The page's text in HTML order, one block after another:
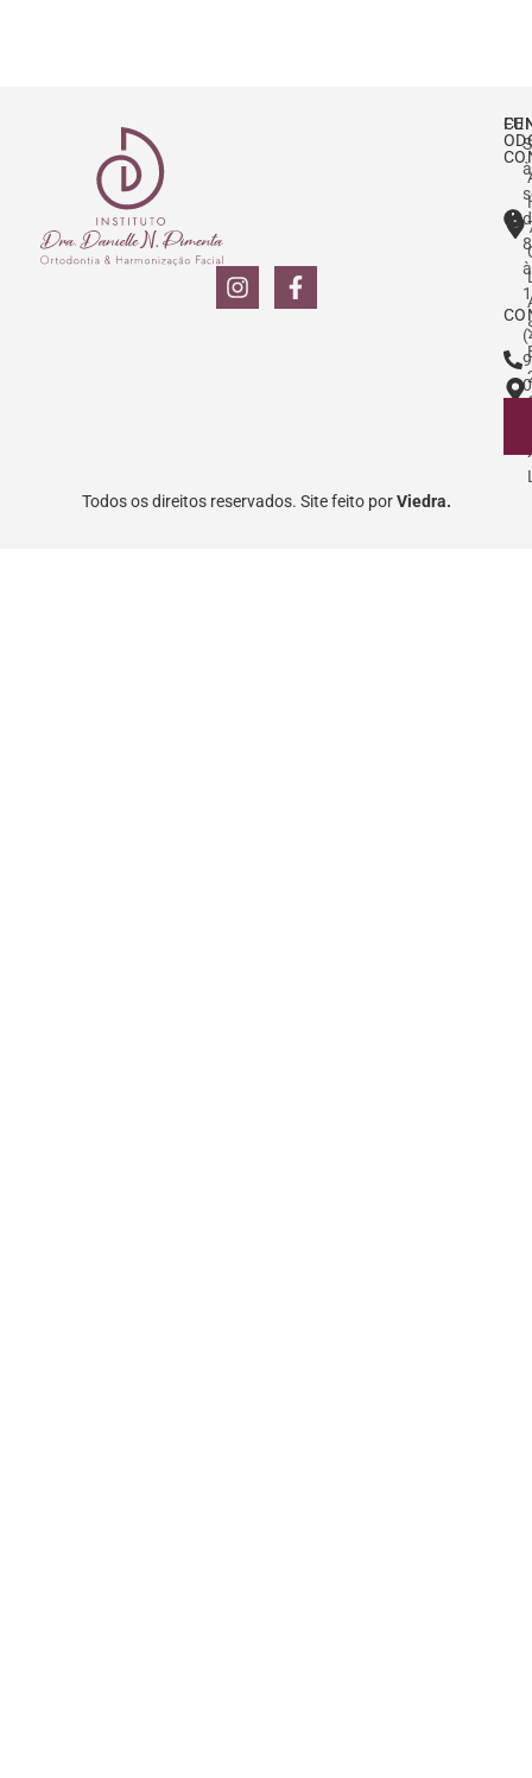
à
Todos os direitos reservados. Site feito porViedra.